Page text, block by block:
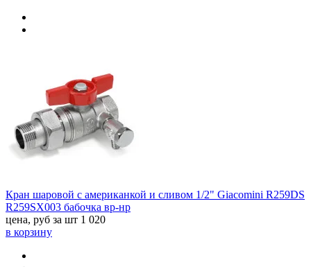
Кран шаровой с американкой и сливом 1/2" Giacomini R259DS
R259SX003 бабочка вр-нр
цена, руб за шт 1 020
в корзину